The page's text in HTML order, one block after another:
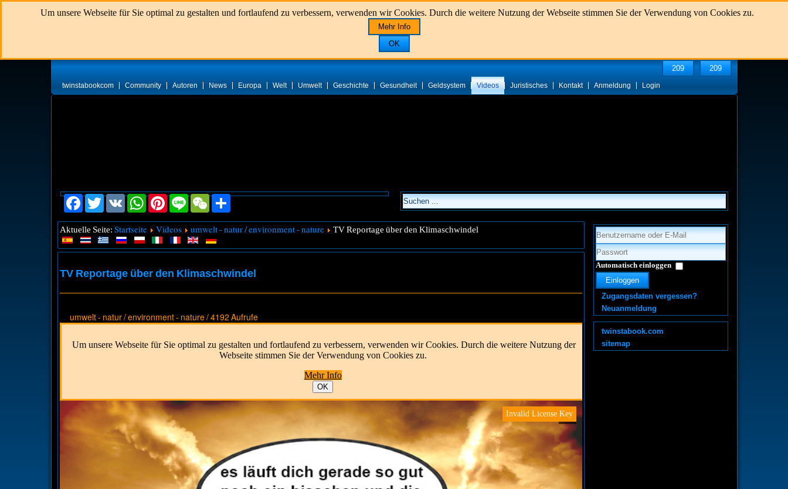
Um unsere Webseite für Sie optimal zu gestalten und fortlaufend zu verbessern, verwenden wir Cookies. Durch die weitere Nutzung der Webseite stimmen Sie der Verwendung von Cookies zu.
Mehr Info
OK
209 209
twinstabookcom Community Autoren News Europa Welt Umwelt Geschichte Gesundheit Geldsystem Videos Juristisches Kontakt Anmeldung Login
Facebook
Twitter VK WhatsAppPinterestLine WeChat
Aktuelle Seite: Startseite Videos umwelt - natur / environment - nature TV Reportage über den Klimaschwindel
TV Reportage über den Klimaschwindel
umwelt - natur / environment - nature/4192 Aufrufe
Automatisch einloggen
Einloggen
Zugangsdaten vergessen?
Neuanmeldung
twinstabook.com
sitemap